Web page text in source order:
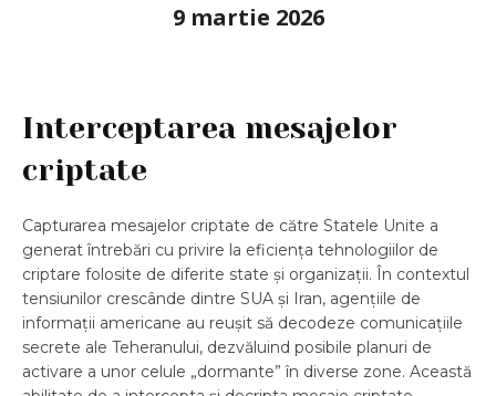
9 martie 2026
Interceptarea mesajelor
criptate
Capturarea mesajelor criptate de către Statele Unite a
generat întrebări cu privire la eficiența tehnologiilor de
criptare folosite de diferite state și organizații. În contextul
tensiunilor crescânde dintre SUA și Iran, agențiile de
informații americane au reușit să decodeze comunicațiile
secrete ale Teheranului, dezvăluind posibile planuri de
activare a unor celule „dormante” în diverse zone. Această